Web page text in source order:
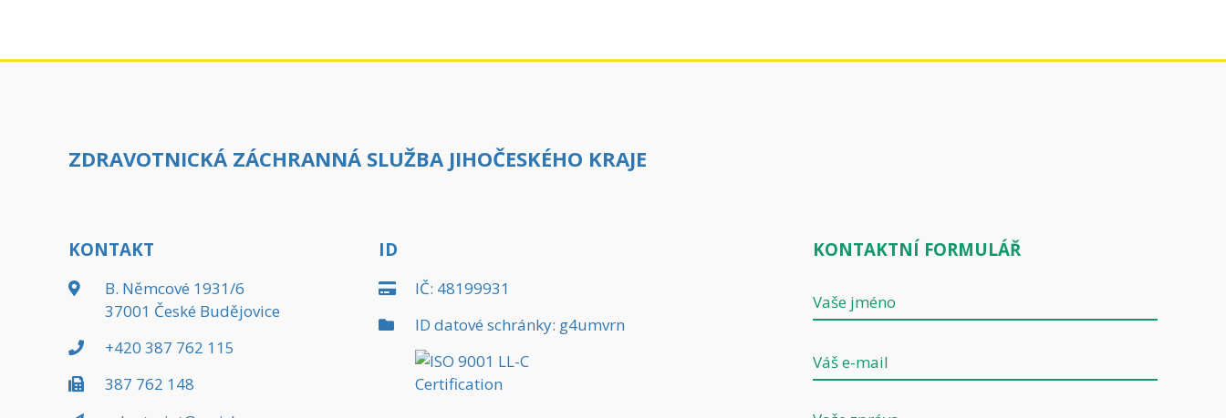
ZDRAVOTNICKÁ ZÁCHRANNÁ SLUŽBA JIHOČESKÉHO KRAJE
KONTAKT
B. Němcové 1931/6
37001 České Budějovice
+420 387 762 115
387 762 148
ID
IČ: 48199931
ID datové schránky: g4umvrn
KONTAKTNÍ FORMULÁŘ